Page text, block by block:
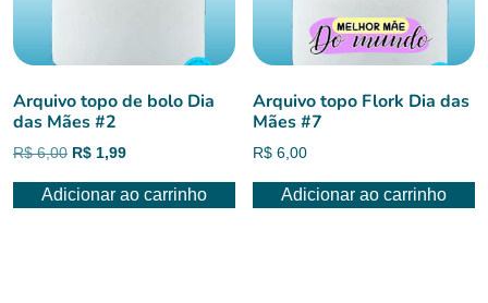
Arquivo topo de bolo Dia
das Mães #2
R$6,00 O
original
R$ 1,99O
atual
Adicionar ao carrinho
Arquivo topo Flork Dia das
Mães #7
R$ 6,00
Adicionar ao carrinho